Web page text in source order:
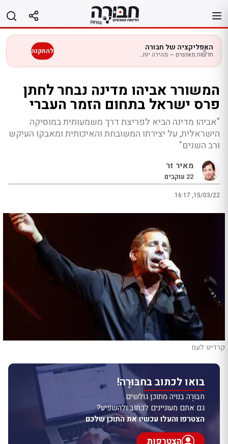
לתוכן
האפליקציה של חבורה
חדשות מאנשים — מהירה יותר בנייד להתקנה
המשורר אביהו מדינה נבחר לחתן
פרס ישראל בתחום הזמר העברי
"אביהו מדינה הביא לפריצת דרך משמעותית במוסיקה
הישראלית, על יצירתו המשובחת והאיכותית ומאבקו העיקש
ורב השנים"
מאיר זר
22 עוקבים
16:17 ,15/03/22
קרדיט: לעמ
בואו לכתוב בחבּוּרֶה!
חבּוּרֶה בנויה מתוכן גולשים.
גם אתם מעוניינים לכתוב ולהשפיע?
הצטרפו והעלו עכשיו את התוכן שלכם
הצטרפות